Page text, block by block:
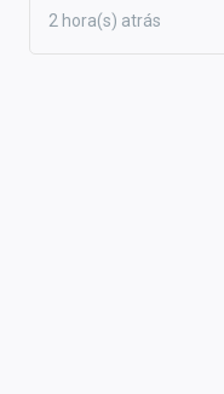
2 hora(s) atrás